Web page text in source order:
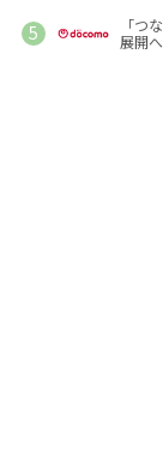
「つ
展開へ